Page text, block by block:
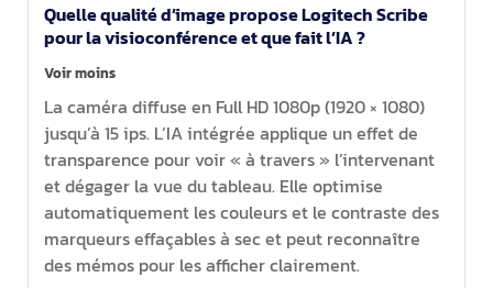
Quelle qualité d’image propose Logitech Scribe
pour la visioconférence et que fait l’IA ?
Voir moins
La caméra diffuse en Full HD 1080p (1920 × 1080)
jusqu’à 15 ips. L’IA intégrée applique un effet de
transparence pour voir « à travers » l’intervenant
et dégager la vue du tableau. Elle optimise
automatiquement les couleurs et le contraste des
marqueurs effaçables à sec et peut reconnaître
des mémos pour les afficher clairement.